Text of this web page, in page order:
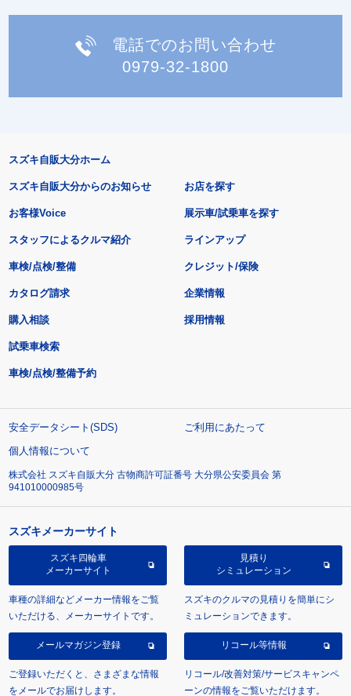
電話でのお問い合わせ
0979-32-1800
スズキ自販大分ホーム
スズキ自販大分からのお知らせ
お客様Voice
スタッフによるクルマ紹介
お店を探す
展示車/試乗車を探す
ラインアップ
車検/点検/整備 クレジット/保険
カタログ請求
購入相談
試乗車検索
車検/点検/整備予約
企業情報
採用情報
安全データシート(SDS)
ご利用にあたって
個人情報について
株式会社 スズキ自販大分 古物商許可証番号 大分県公安委員会 第
941010000985号
スズキメーカーサイト
スズキ四輪車
メーカーサイト
車種の詳細などメーカー情報をご覧
いただける、メーカーサイトです。
見積り
シミュレーション
スズキのクルマの見積りを簡単にシ
ミュレーションできます。
メールマガジン登録
ご登録いただくと、さまざまな情報
をメールでお届けします。
リコール等情報
リコール/改善対策/サービスキャンペ
ーンの情報をご覧いただけます。